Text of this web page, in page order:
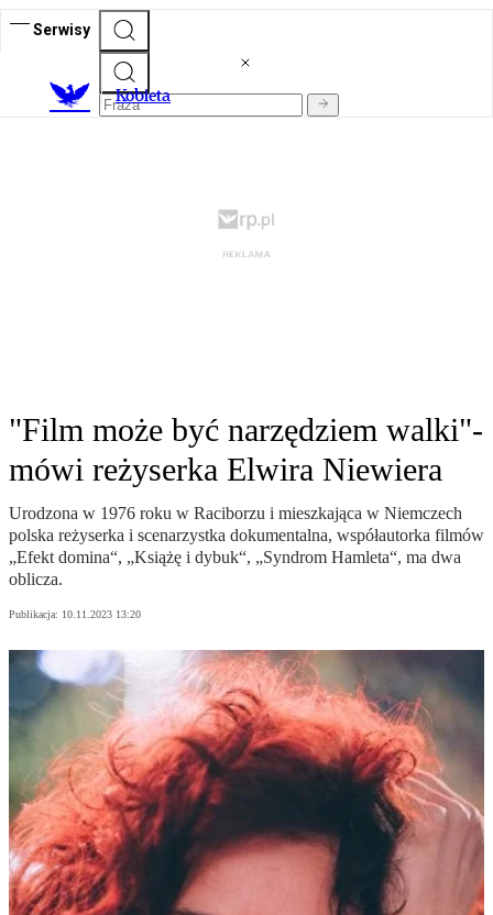
Serwisy
Kobieta
"Film może być narzędziem walki"-
mówi reżyserka Elwira Niewiera
Urodzona w 1976 roku w Raciborzu i mieszkająca w Niemczech
polska reżyserka i scenarzystka dokumentalna, współautorka filmów
„Efekt domina“, „Książę i dybuk“, „Syndrom Hamleta“, ma dwa
oblicza.
Publikacja: 10.11.2023 13:20